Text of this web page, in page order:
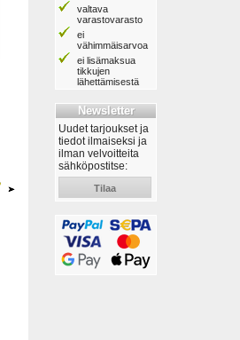
valtava
varastovarasto
ei
vähimmäisarvoa
ei lisämaksua
tikkujen
lähettämisestä
Newsletter
Uudet tarjoukset ja
tiedot ilmaiseksi ja
ilman velvoitteita
sähköpostitse:
Tilaa